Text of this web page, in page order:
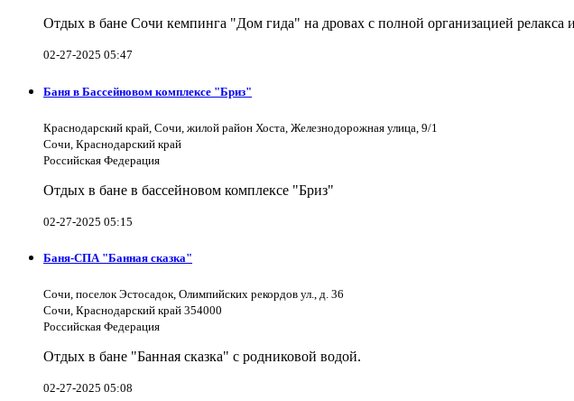
Отдых в бане Сочи кемпинга "Дом гида" на дровах с полной организацией релакса
02-27-2025 05:47
Баня в Бассейновом комплексе "Бриз"
Краснодарский край, Сочи, жилой район Хоста, Железнодорожная улица, 9/1
Сочи, Краснодарский край
Российская Федерация
Отдых в бане в бассейновом комплексе "Бриз"
02-27-2025 05:15
Баня-СПА "Банная сказка"
Сочи, поселок Эстосадок, Олимпийских рекордов ул., д. 36
Сочи, Краснодарский край 354000
Российская Федерация
Отдых в бане "Банная сказка" с родниковой водой.
02-27-2025 05:08